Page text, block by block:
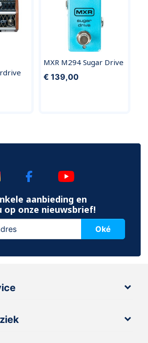
MXR M294 Sugar Drive
€ 139,00
aanbieding en
op onze nieuwsbrief!
Oké